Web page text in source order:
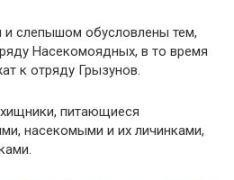
слепышом обусловлены тем,
Насекомоядных, в то время
к отряду Грызунов.
питающиеся
насекомыми и их личинками,